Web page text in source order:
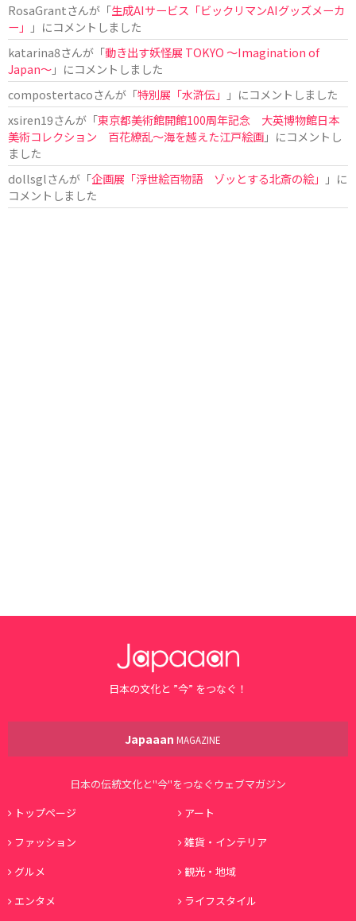
RosaGrantさんが「生成AIサービス「ビックリマンAIグッズメーカ
ー」
」にコメントしました
katarina8さんが「動き出す妖怪展 TOKYO 〜Imagination of
Japan〜」にコメントしました
compostertacoさんが「特別展「水滸伝」
」にコメントしました
xsiren19さんが「東京都美術館開館100周年記念 大英博物館日本
美術コレクション 百花繚乱～海を越えた江戸絵画」にコメントし
ました
dollsglさんが「企画展「浮世絵百物語 ゾッとする北斎の絵」
」に
コメントしました
日本の文化と ”今” をつなぐ！
Japaaan MAGAZINE
日本の伝統文化と"今"をつなぐウェブマガジン
トップページ
アート
ファッション
雑貨・インテリア
グルメ
観光・地域
エンタメ
ライフスタイル